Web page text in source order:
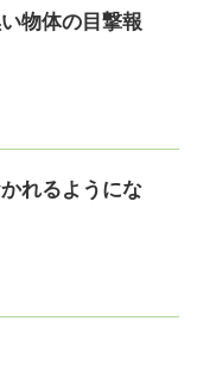
物体の目撃報
れるようにな